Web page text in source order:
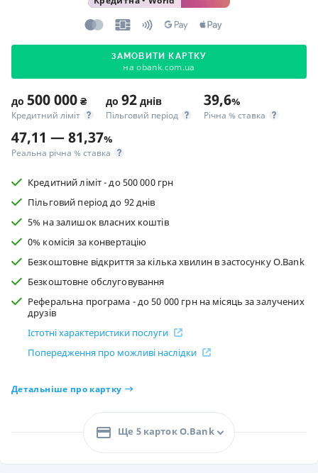
ЗАМОВИТИ КАРТКУ
на obank.com.ua
до 500 000 ₴
Кредитний ліміт
до 92 днів
Пільговий період
39,6%
Річна % ставка
47,11 — 81,37%
Реальна річна % ставка
Кредитний ліміт - до 500 000 грн
Пільговий період до 92 днів
5% на залишок власних коштів
0% комісія за конвертацію
Безкоштовне відкриття за кілька хвилин в застосунку O.Bank
Безкоштовне обслуговування
Реферальна програма - до 50 000 грн на місяць за залучених
друзів
Істотні характеристики послуги
Попередження про можливі наслідки
Детальніше про картку
Ще 5 карток O.Bank